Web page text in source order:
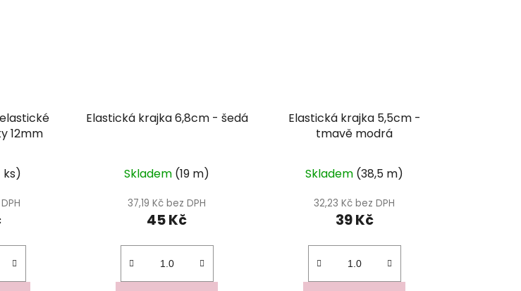
12mm
ks)
Elastická krajka 6,8cm - šedá
Skladem (19 m)
37,19 Kč bez DPH
45 Kč
Elastická krajka 5,5cm -
tmavě modrá
Skladem (38,5 m)
32,23 Kč bez DPH
39 Kč